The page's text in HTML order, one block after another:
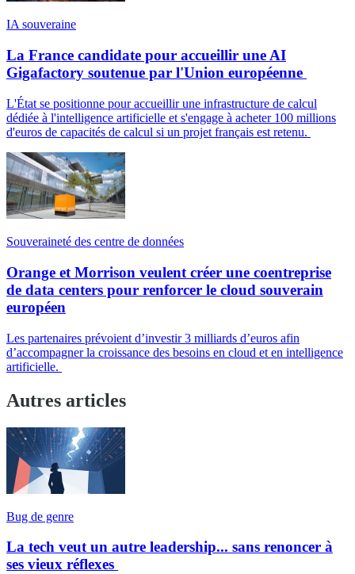
IA souveraine
La France candidate pour accueillir une AI
Gigafactory soutenue par l'Union européenne
L'État se positionne pour accueillir une infrastructure de calcul
dédiée à l'intelligence artificielle et s'engage à acheter 100 millions
d'euros de capacités de calcul si un projet français est retenu.
Souveraineté des centre de données
Orange et Morrison veulent créer une coentreprise
de data centers pour renforcer le cloud souverain
européen
Les partenaires prévoient d’investir 3 milliards d’euros afin
d’accompagner la croissance des besoins en cloud et en intelligence
artificielle.
Autres articles
Bug de genre
La tech veut un autre leadership... sans renoncer à
ses vieux réflexes